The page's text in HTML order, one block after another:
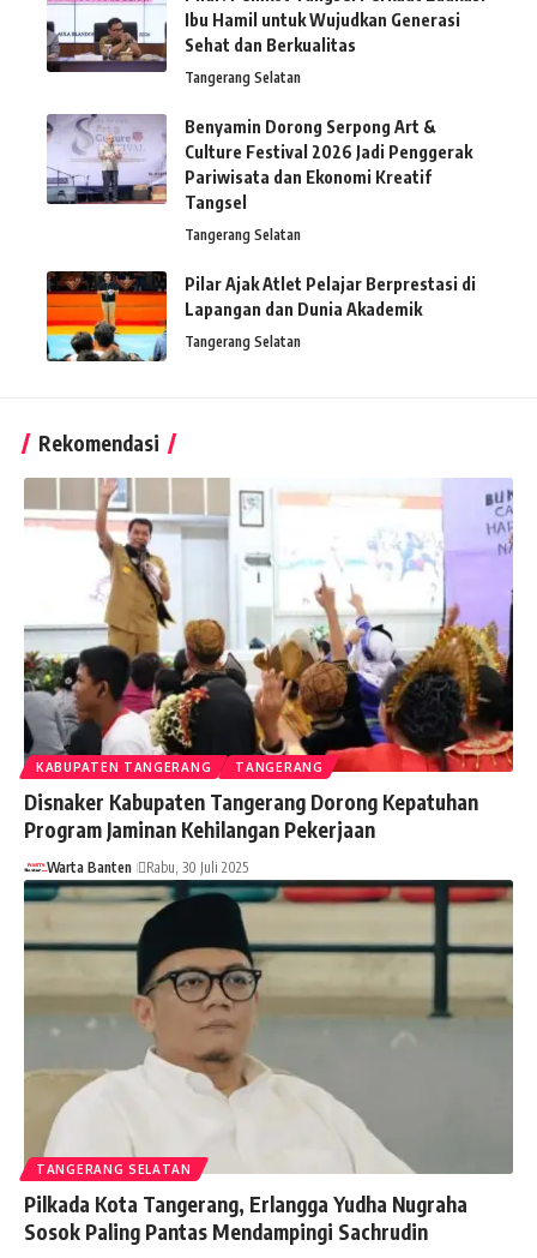
Ibu Hamil untuk Wujudkan Generasi
Sehat dan Berkualitas
Tangerang Selatan
Benyamin Dorong Serpong Art &
Culture Festival 2026 Jadi Penggerak
Pariwisata dan Ekonomi Kreatif
Tangsel
Tangerang Selatan
Pilar Ajak Atlet Pelajar Berprestasi di
Lapangan dan Dunia Akademik
Tangerang Selatan
Rekomendasi
KABUPATEN TANGERANG TANGERANG
Disnaker Kabupaten Tangerang Dorong Kepatuhan
Program Jaminan Kehilangan Pekerjaan
Warta Banten Rabu, 30 Juli 2025
TANGERANG SELATAN
Pilkada Kota Tangerang, Erlangga Yudha Nugraha
Sosok Paling Pantas Mendampingi Sachrudin